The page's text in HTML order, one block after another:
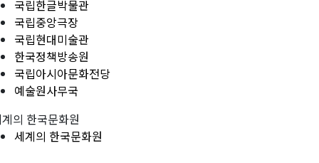
국립한글박물관
국립중앙극장
국립현대미술관
한국정책방송원
국립아시아문화전당
예술원사무국
의 한국문화원
세계의 한국문화원